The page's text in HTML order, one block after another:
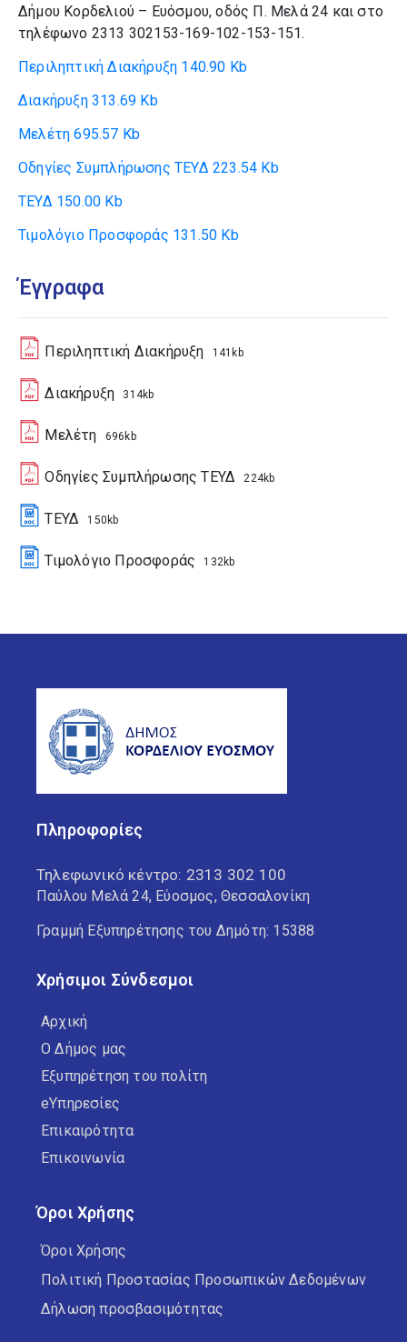
Δήμου Κορδελιού – Ευόσμου, οδός Π. Μελά 24 και στο
τηλέφωνο 2313 302153-169-102-153-151.
Περιληπτική Διακήρυξη 140.90 Kb
Διακήρυξη313.69 Kb
Μελέτη 695.57 Kb
Οδηγίες Συμπλήρωσης ΤΕΥΔ 223.54 Kb
ΤΕΥΔ 150.00 Kb
Τιμολόγιο Προσφοράς 131.50 Kb
Έγγραφα
Περιληπτική Διακήρυξη 141kb
Διακήρυξη 314kb
Μελέτη 696kb
Οδηγίες Συμπλήρωσης ΤΕΥΔ 224kb
ΤΕΥΔ 150kb
Τιμολόγιο Προσφοράς 132kb
Πληροφορίες
Τηλεφωνικό κέντρο: 2313 302 100
Παύλου Μελά 24, Εύοσμος, Θεσσαλονίκη
Γραμμή Εξυπηρέτησης του Δημότη: 15388
Χρήσιμοι Σύνδεσμοι
Αρχική
Ο Δήμος μας
Εξυπηρέτηση του πολίτη
eΥπηρεσίες
Επικαιρότητα
Επικοινωνία
Όροι Χρήσης
Όροι Χρήσης
Πολιτική Προστασίας Προσωπικών Δεδομένων
Δήλωση προσβασιμότητας